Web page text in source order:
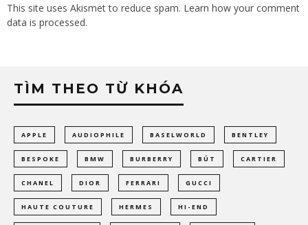
This site uses Akismet to reduce spam. Learn how your comment
data is processed.
TÌM THEO TỪ KHÓA
APPLE AUDIOPHILE BASELWORLD BENTLEY
BESPOKE BMW BURBERRY BÚT CARTIER
CHANEL DIOR FERRARI GUCCI
HAUTE COUTURE HERMES HI-END